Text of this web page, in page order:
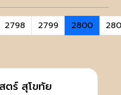
2798 2799 2800
ตร์ สุโขทัย